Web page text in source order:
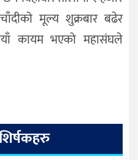
मूल्य शुक्रबार बढेर
कायम भएको महासंघले